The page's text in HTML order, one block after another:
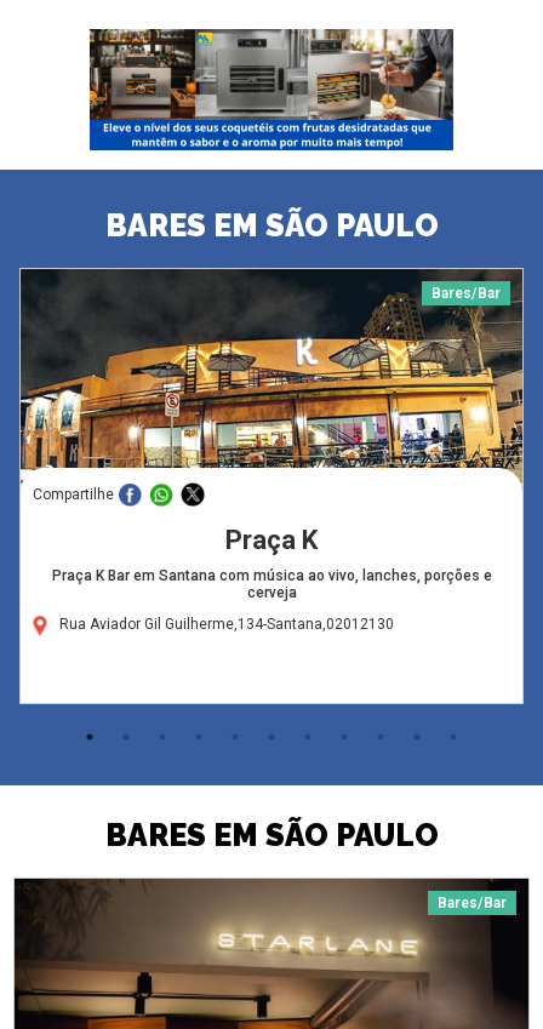
BARES EM SÃO PAULO
Bares/Bar
Compartilhe
Praça K
Praça K Bar em Santana com música ao vivo, lanches, porções e
cerveja
Rua Aviador Gil Guilherme,134-Santana,02012130
BARES EM SÃO PAULO
Bares/Bar